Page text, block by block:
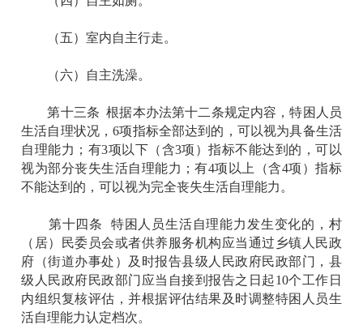
（五）室内自主行走。
（六）自主洗澡。
第十三条 根据本办法第十二条规定内容，特困人员
生活自理状况，6项指标全部达到的，可以视为具备生活
自理能力；有3项以下（含3项）指标不能达到的，可以
视为部分丧失生活自理能力；有4项以上（含4项）指标
不能达到的，可以视为完全丧失生活自理能力。
第十四条 特困人员生活自理能力发生变化的，村
（居）民委员会或者供养服务机构应当通过乡镇人民政
府（街道办事处）及时报告县级人民政府民政部门，县
级人民政府民政部门应当自接到报告之日起10个工作日
内组织复核评估，并根据评估结果及时调整特困人员生
活自理能力认定档次。